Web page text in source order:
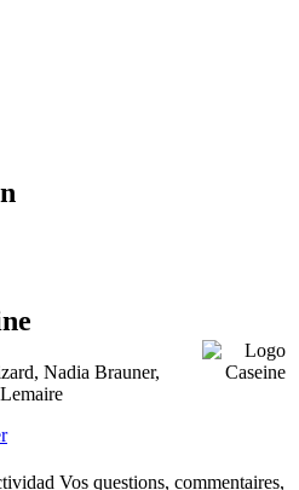
Nadia Brauner,
Vos questions, commentaires,